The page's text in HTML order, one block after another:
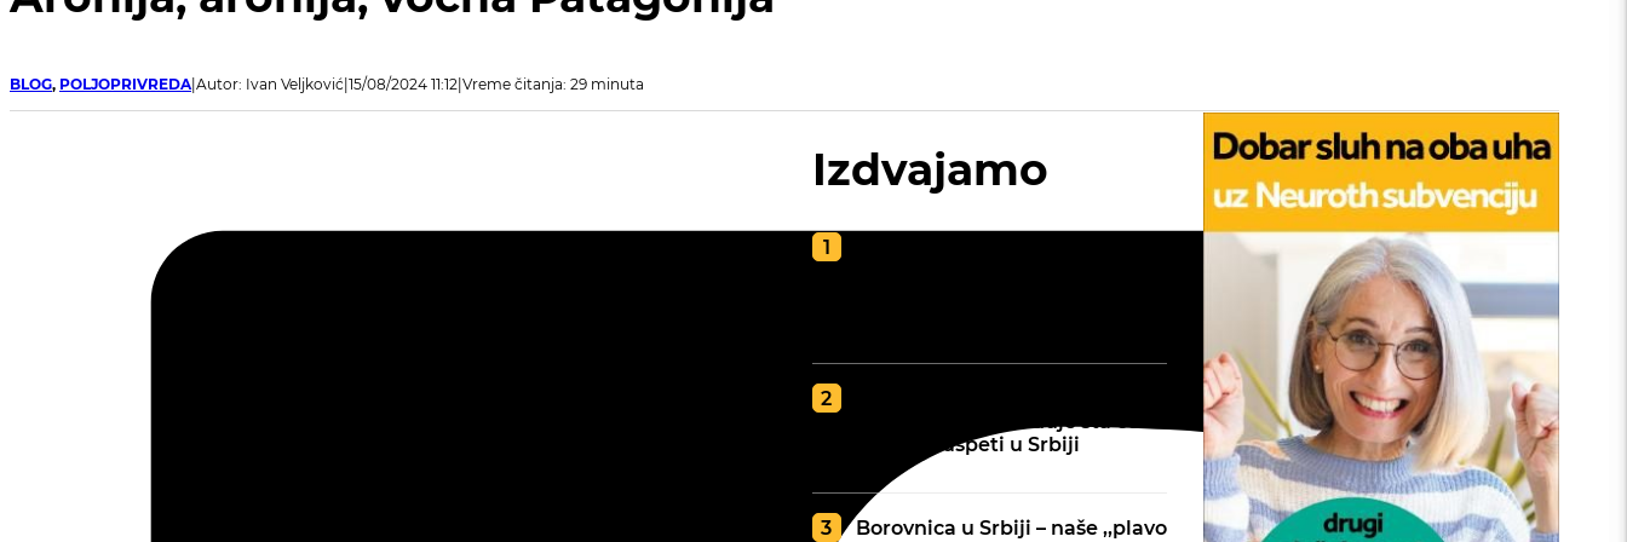
BLOG, POLJOPRIVREDA Autor: Ivan Veljković 15/08/2024 11:12 Vreme čitanja: 29 minuta
Izdvajamo
tip zemljišta određuje šta će
najbolje uspeti u Srbiji
Borovnica u Srbiji – naše ,,plavo